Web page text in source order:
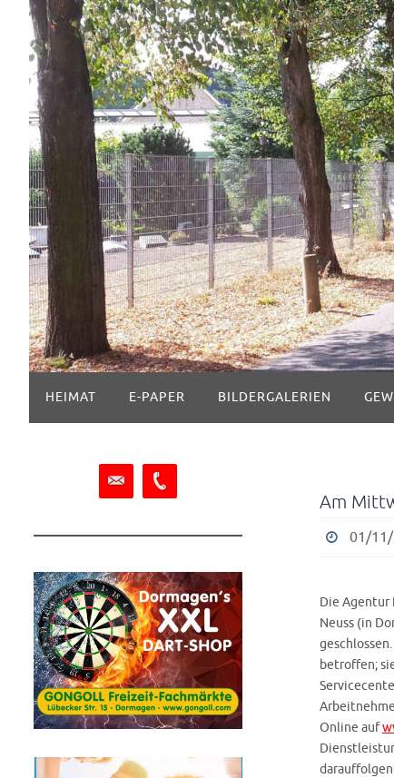
springen
Inhalt
springen
HEIMAT E-PAPER BILDERGALERIEN
Am
01/
Die Agentur
Neuss (in
betroffen;
Online auf